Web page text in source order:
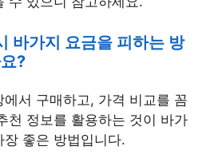
바가지 요금을 피하는 방
?
천 정보를 활용하는 것이 바가
좋은 방법입니다.